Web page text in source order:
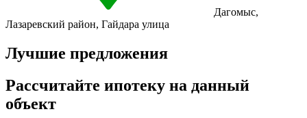
Дагомыс,
Лазаревский район, Гайдара улица
Лучшие предложения
Рассчитайте ипотеку на данный
объект